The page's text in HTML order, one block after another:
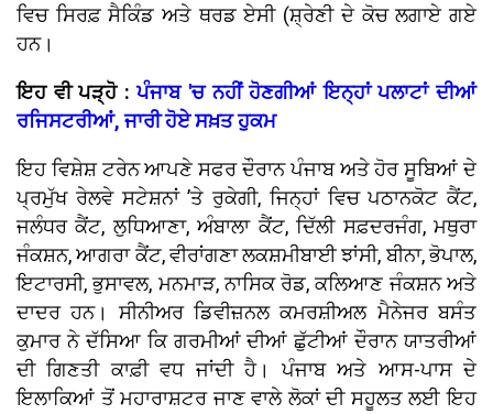
ਵਿਚ ਸਿਰਫ਼ ਸੈਕਿੰਡ ਅਤੇ ਥਰਡ ਏਸੀ (ਸ਼੍ਰੇਣੀ ਦੇ ਕੋਚ ਲਗਾਏ ਗਏ
ਹਨ।
ਇਹ ਵੀ ਪੜ੍ਹੋ :ਪੰਜਾਬ 'ਚ ਨਹੀਂ ਹੋਣਗੀਆਂ ਇਨ੍ਹਾਂ ਪਲਾਟਾਂ ਦੀਆਂ
ਰਜਿਸਟਰੀਆਂ, ਜਾਰੀ ਹੋਏ ਸਖ਼ਤ ਹੁਕਮ
ਇਹ ਵਿਸ਼ੇਸ਼ ਟਰੇਨ ਆਪਣੇ ਸਫਰ ਦੌਰਾਨ ਪੰਜਾਬ ਅਤੇ ਹੋਰ ਸੂਬਿਆਂ ਦੇ
ਪ੍ਰਮੁੱਖ ਰੇਲਵੇ ਸਟੇਸ਼ਨਾਂ ’ਤੇ ਰੁਕੇਗੀ, ਜਿਨ੍ਹਾਂ ਵਿਚ ਪਠਾਨਕੋਟ ਕੈਂਟ,
ਜਲੰਧਰ ਕੈਂਟ, ਲੁਧਿਆਣਾ, ਅੰਬਾਲਾ ਕੈਂਟ, ਦਿੱਲੀ ਸਫ਼ਦਰਜੰਗ, ਮਥੁਰਾ
ਜੰਕਸ਼ਨ, ਆਗਰਾ ਕੈਂਟ, ਵੀਰਾਂਗਣਾ ਲਕਸ਼ਮੀਬਾਈ ਝਾਂਸੀ, ਬੀਨਾ, ਭੋਪਾਲ,
ਇਟਾਰਸੀ, ਭੁਸਾਵਲ, ਮਨਮਾੜ, ਨਾਸਿਕ ਰੋਡ, ਕਲਿਆਣ ਜੰਕਸ਼ਨ ਅਤੇ
ਦਾਦਰ ਹਨ। ਸੀਨੀਅਰ ਡਿਵੀਜ਼ਨਲ ਕਮਰਸ਼ੀਅਲ ਮੈਨੇਜਰ ਬਸੰਤ
ਕੁਮਾਰ ਨੇ ਦੱਸਿਆ ਕਿ ਗਰਮੀਆਂ ਦੀਆਂ ਛੁੱਟੀਆਂ ਦੌਰਾਨ ਯਾਤਰੀਆਂ
ਦੀ ਗਿਣਤੀ ਕਾਫ਼ੀ ਵਧ ਜਾਂਦੀ ਹੈ। ਪੰਜਾਬ ਅਤੇ ਆਸ-ਪਾਸ ਦੇ
ਇਲਾਕਿਆਂ ਤੋਂ ਮਹਾਰਾਸ਼ਟਰ ਜਾਣ ਵਾਲੇ ਲੋਕਾਂ ਦੀ ਸਹੂਲਤ ਲਈ ਇਹ